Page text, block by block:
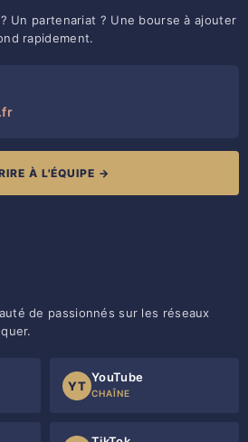
Un partenariat ? Une bourse à ajouter
rapidement.
À L'ÉQUIPE →
de passionnés sur les réseaux
YT
YouTube
CHAÎNE